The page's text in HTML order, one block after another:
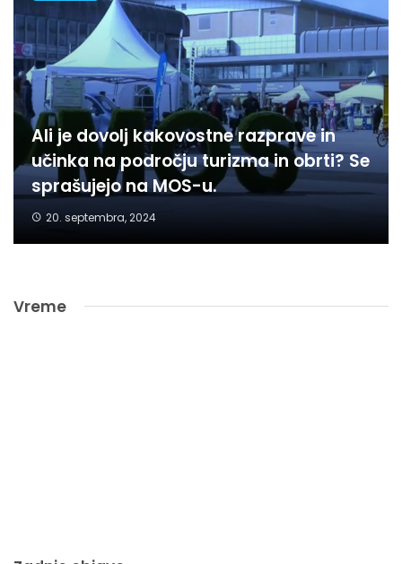
Ali je dovolj kakovostne razprave in
učinka na področju turizma in obrti? Se
sprašujejo na MOS-u.
20. septembra, 2024
Vreme